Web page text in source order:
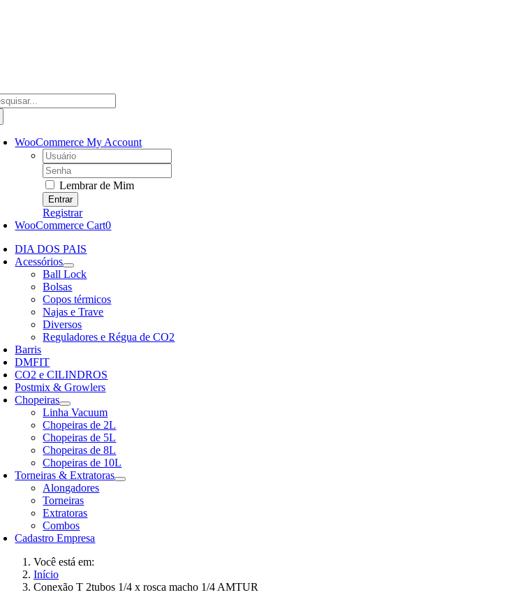
WooCommerce My Account
Username:
Password:
Lembrar de Mim
Registrar
WooCommerce Cart0
DIA DOS PAIS
Acessórios
Ball Lock
Bolsas
Copos térmicos
Najas e Trave
Diversos
Reguladores e Régua de CO2
Barris
DMFIT
CO2 e CILINDROS
Postmix & Growlers
Chopeiras
Linha Vacuum
Chopeiras de 2L
Chopeiras de 5L
Chopeiras de 8L
Chopeiras de 10L
Torneiras & Extratoras
Alongadores
Torneiras
Extratoras
Combos
Cadastro Empresa
Você está em:
Início
Conexão T 2tubos 1/4 x rosca macho 1/4 AMTUR